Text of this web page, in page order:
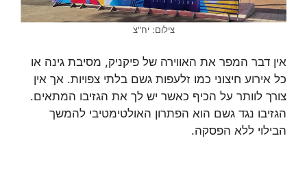
צילום: יח"צ
אין דבר המפר את האווירה של פיקניק, מסיבת גינה או
כל אירוע חיצוני כמו זלעפות גשם בלתי צפויות. אך אין
צורך לוותר על הכיף כאשר יש לך את הגזיבו המתאים.
הגזיבו נגד גשם הוא הפתרון האולטימטיבי להמשך
הבילוי ללא הפסקה.